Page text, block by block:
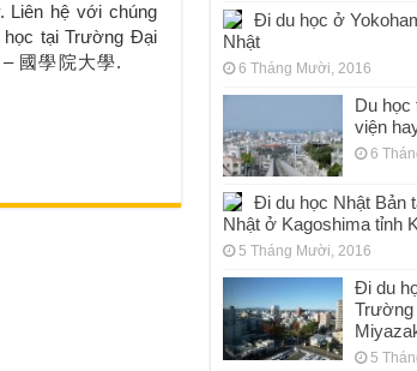
Liên hệ với chúng
tại Trường Đại
– 國學院大學.
Đi du học ở
Nhật
6 Tháng Mười, 2016
Du học
viện
6
Đi du học Nhật Bản
Nhật ở Kagoshima tỉnh
5 Tháng Mười, 2016
Đi du
Trường
5